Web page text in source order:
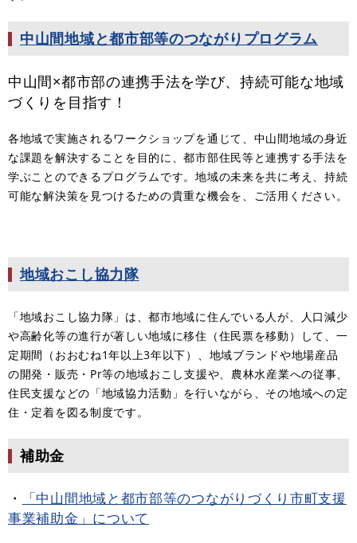
中山間地域と都市部等のつながりプログラム
中山間×都市部の連携手法を学び、持続可能な地域
づくりを目指す！
各地域で実施されるワークショップを通じて、中山間地域の身近
な課題を解決することを目的に、都市部住民等と連携する手法を
学ぶことのできるプログラムです。地域の未来を共に考え、持続
可能な解決策を見つけるための貴重な機会を、ご活用ください。
地域おこし協力隊
「地域おこし協力隊」は、都市地域に住んでいる人が、人口減少
や高齢化等の進行が著しい地域に移住（住民票を移動）して、一
定期間（おおむね1年以上3年以下）、地域ブランドや地場産品
の開発・販売・Pr等の地域おこし支援や、農林水産業への従事、
住民支援などの「地域協力活動」を行いながら、その地域への定
住・定着を図る制度です。
補助金
・
「中山間地域と都市部等のつながりづくり市町支援
事業補助金」について​